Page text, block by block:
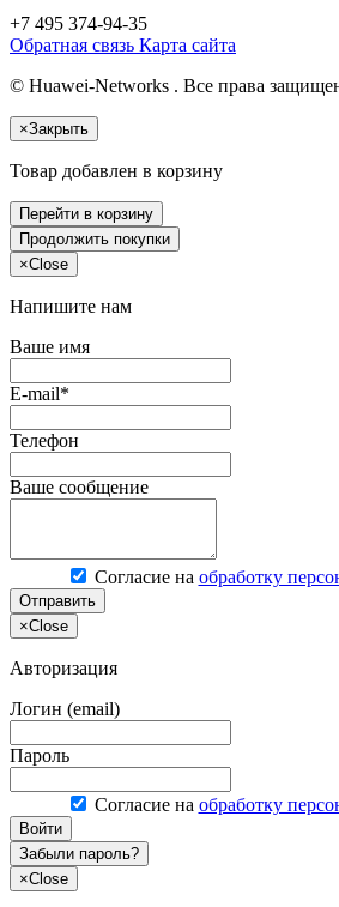
+7 495 374-94-35
Обратная связь Карта сайта
© Huawei-Networks . Все права
×Закрыть
Товар добавлен в корзину
Перейти в корзину
Продолжить покупки
×Close
Напишите нам
Ваше имя
E-mail*
Телефон
Ваше сообщение
Согласие на обработку
Отправить
×Close
Авторизация
Логин (email)
Пароль
Согласие на обработку
Войти
Забыли пароль?
×Close